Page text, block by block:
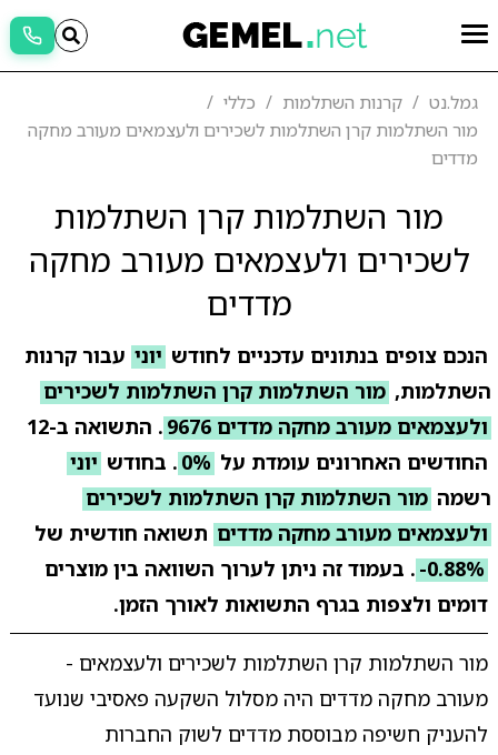
גמל.נט קרנות השתלמות
כללי
מור השתלמות קרן השתלמות לשכירים ולעצמאים מעורב מחקה
מדדים
מור השתלמות קרן השתלמות
לשכירים ולעצמאים מעורב מחקה
מדדים
הנכם צופים בנתונים עדכניים לחודש יוני עבור קרנות
השתלמות, מור השתלמות קרן השתלמות לשכירים
ולעצמאים מעורב מחקה מדדים 9676
. התשואה ב-12
החודשים האחרונים עומדת על 0% . בחודש יוני
רשמה מור השתלמות קרן השתלמות לשכירים
ולעצמאים מעורב מחקה מדדים תשואה חודשית של
-0.88% . בעמוד זה ניתן לערוך השוואה בין מוצרים
דומים ולצפות בגרף התשואות לאורך הזמן.
מור השתלמות קרן השתלמות לשכירים ולעצמאים -
מעורב מחקה מדדים היה מסלול השקעה פאסיבי שנועד
להעניק חשיפה מבוססת מדדים לשוק החברות